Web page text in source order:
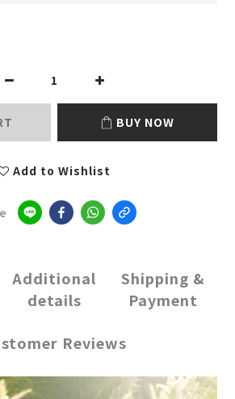
BUY NOW
Add to Wishlist
Additional
details
Shipping &
Payment
Reviews